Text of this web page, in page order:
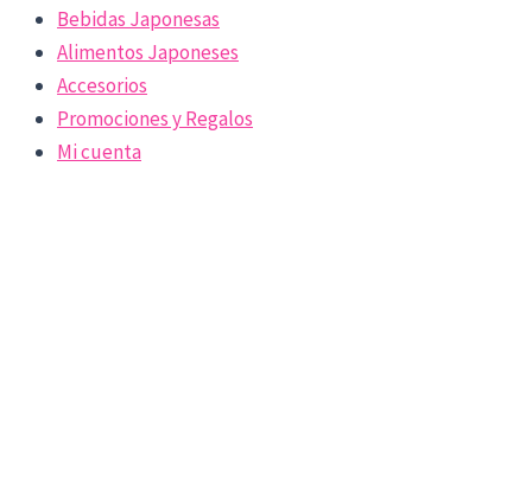
Bebidas Japonesas
Alimentos Japoneses
Accesorios
Promociones y Regalos
Mi cuenta